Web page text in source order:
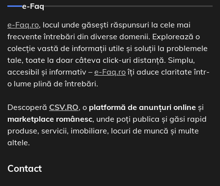
e-Faq
e-Faq.ro, locul unde găsești răspunsuri la cele mai
frecvente întrebări din diverse domenii. Explorează o
colecție vastă de informații utile și soluții la problemele
tale, toate la doar câteva click-uri distanță. Simplu,
accesibil și informativ – e-Faq.roîți aduce claritate într-
o lume plină de întrebări.
Descoperă CSV.RO, o platformă de anunțuri online și
marketplace românesc, unde poți publica și găsi rapid
produse, servicii, imobiliare, locuri de muncă și multe
altele.
Contact